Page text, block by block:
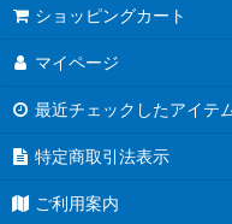
☆ 原石 ☆
☆ ブレスレット ☆
☆ ペンダント ☆
☆ 丸玉 ☆
☆ ハート形 ☆
ショッピングカート
マイページ
最近チェックしたアイテ
特定商取引法表示
ご利用案内